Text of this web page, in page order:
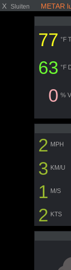
X Sluiten
METAR
77 °F
63 °F
0 %
2 MPH
3 KM/U
1 M/S
2 KTS